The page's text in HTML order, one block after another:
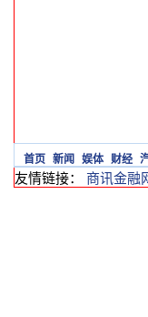
首页 新闻 娱体 财经
友情链接： 商讯金融